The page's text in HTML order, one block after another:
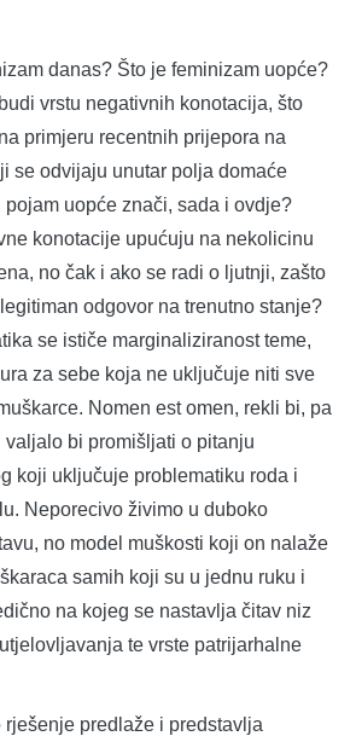
danas? Što je feminizam uopće?
vrstu negativnih konotacija, što
primjeru recentnih prijepora na
se odvijaju unutar polja domaće
pojam uopće znači, sada i ovdje?
konotacije upućuju na nekolicinu
no čak i ako se radi o ljutnji, zašto
odgovor na trenutno stanje?
se ističe marginaliziranost teme,
za sebe koja ne uključuje niti sve
Nomen est omen, rekli bi, pa
valjalo bi promišljati o pitanju
koji uključuje problematiku roda i
Neporecivo živimo u duboko
no model muškosti koji on nalaže
samih koji su u jednu ruku i
na kojeg se nastavlja čitav niz
te vrste patrijarhalne
rješenje predlaže i predstavlja